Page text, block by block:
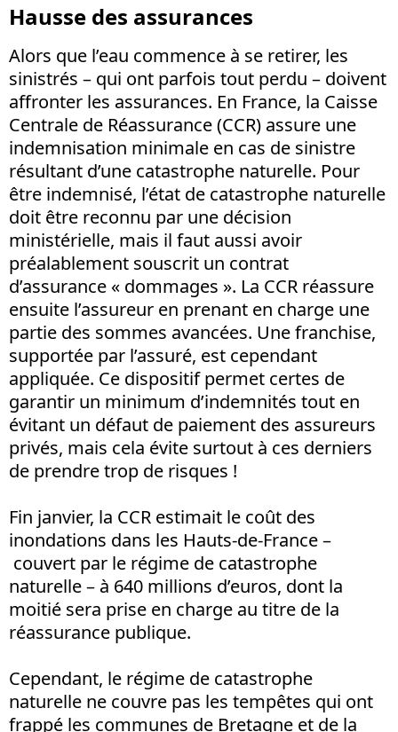
Hausse des assurances
Alors que l’eau commence à se retirer, les
sinistrés – qui ont parfois tout perdu – doivent
affronter les assurances. En France, la Caisse
Centrale de Réassurance (CCR) assure une
indemnisation minimale en cas de sinistre
résultant d’une catastrophe naturelle. Pour
être indemnisé, l’état de catastrophe naturelle
doit être reconnu par une décision
ministérielle, mais il faut aussi avoir
préalablement souscrit un contrat
d’assurance « dommages ». La CCR réassure
ensuite l’assureur en prenant en charge une
partie des sommes avancées. Une franchise,
supportée par l’assuré, est cependant
appliquée. Ce dispositif permet certes de
garantir un minimum d’indemnités tout en
évitant un défaut de paiement des assureurs
privés, mais cela évite surtout à ces derniers
de prendre trop de risques !
Fin janvier, la CCR estimait le coût des
inondations dans les Hauts-de-France –
couvert par le régime de catastrophe
naturelle – à 640 millions d’euros, dont la
moitié sera prise en charge au titre de la
réassurance publique.
Cependant, le régime de catastrophe
naturelle ne couvre pas les tempêtes qui ont
frappé les communes de Bretagne et de la